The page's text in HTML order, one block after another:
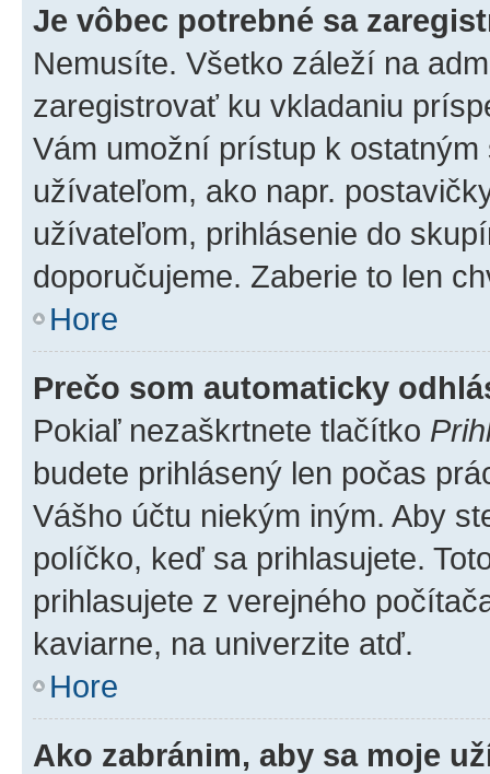
Je vôbec potrebné sa
Nemusíte. Všetko záleží na
zaregistrovať ku vkladaniu
Vám umožní prístup k
užívateľom, ako napr.
užívateľom, prihlásenie do
doporučujeme. Zaberie to len
Hore
Prečo som automaticky
Pokiaľ nezaškrtnete tlačítko
budete prihlásený len počas
Vášho účtu niekým iným. Aby
políčko, keď sa prihlasujete.
prihlasujete z verejného
kaviarne, na univerzite atď.
Hore
Ako zabránim, aby sa moje